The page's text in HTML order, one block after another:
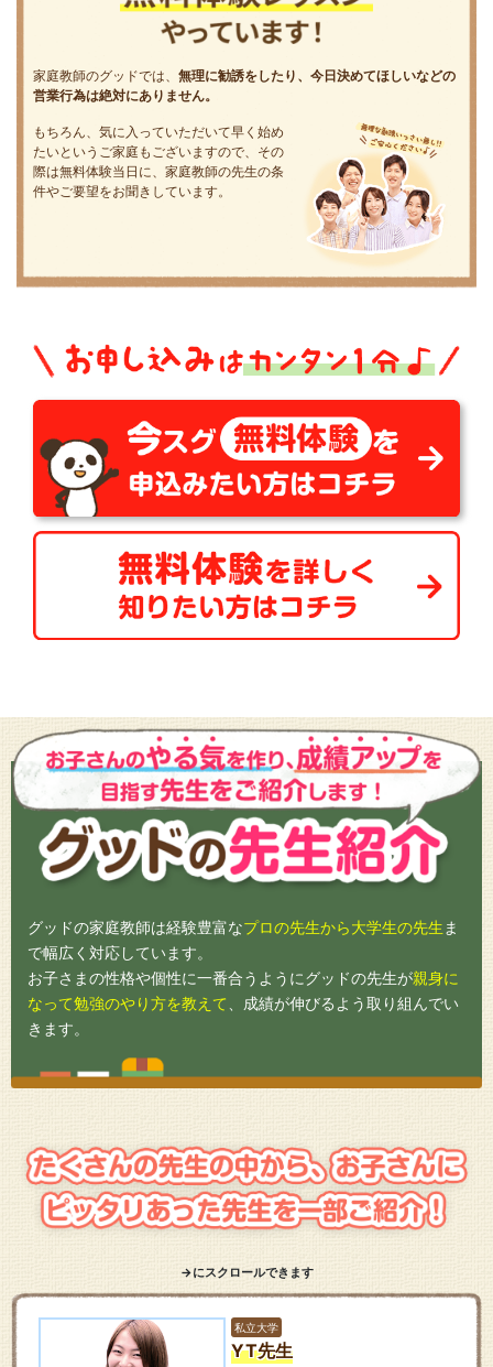
家庭教師のグッドでは、 無理に勧誘をしたり、今日決めてほしいなどの
営業行為は絶対にありません。
もちろん、気に入っていただいて早く始め
たいというご家庭もございますので、その
際は無料体験当日に、家庭教師の先生の条
件やご要望をお聞きしています。
グッドの家庭教師は経験豊富なプロの先生から大学生の先生 ま
で幅広く対応しています。
お子さまの性格や個性に一番合うようにグッドの先生が親身に
なって勉強のやり方を教えて
、成績が伸びるよう取り組んでい
きます。
→にスクロールできます
私立大学
YT先生